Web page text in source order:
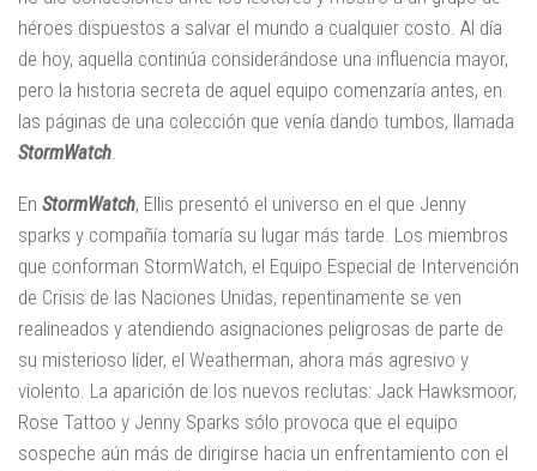
héroes dispuestos a salvar el mundo a cualquier costo. Al día
de hoy, aquella continúa considerándose una influencia mayor,
pero la historia secreta de aquel equipo comenzaría antes, en
las páginas de una colección que venía dando tumbos, llamada
StormWatch.
En StormWatch, Ellis presentó el universo en el que Jenny
sparks y compañía tomaría su lugar más tarde. Los miembros
que conforman StormWatch, el Equipo Especial de Intervención
de Crisis de las Naciones Unidas, repentinamente se ven
realineados y atendiendo asignaciones peligrosas de parte de
su misterioso líder, el Weatherman, ahora más agresivo y
violento. La aparición de los nuevos reclutas: Jack Hawksmoor,
Rose Tattoo y Jenny Sparks sólo provoca que el equipo
sospeche aún más de dirigirse hacia un enfrentamiento con el